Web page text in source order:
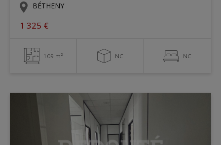
BÉTHENY
1 325 €
109 m² NC NC